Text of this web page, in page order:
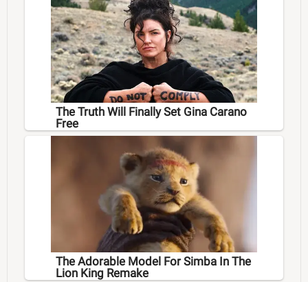
The Truth Will Finally Set Gina Carano
Free
The Adorable Model For Simba In The
Lion King Remake